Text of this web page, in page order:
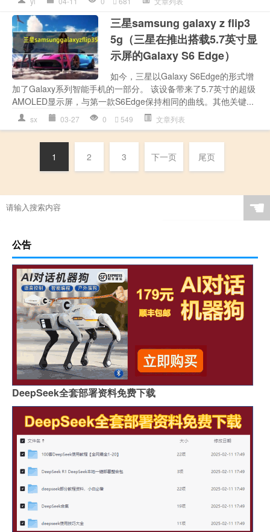
三星samsung galaxy z flip3
5g（三星在推出搭载5.7英寸显
示屏的Galaxy S6 Edge）
如今，三星以Galaxy S6Edge的形式增
加了Galaxy系列智能手机的一部分。 该设备带来了5.7英寸的超级
AMOLED显示屏，与第一款S6Edge保持相同的曲线。其他关键...
sx 03-27 0 549 文章列表
1 2 3 下一页 尾页
☚
公告
DeepSeek全套部署资料免费下载